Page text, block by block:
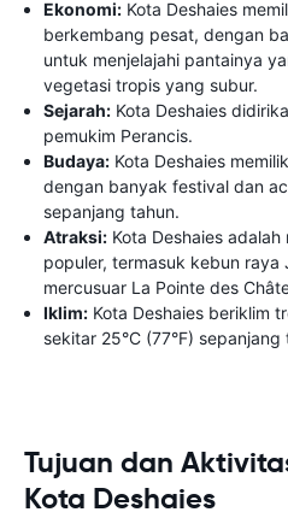
Ekonomi: Kota Deshaies
berkembang pesat, dengan
untuk menjelajahi pantainya
vegetasi tropis yang subur.
Sejarah: Kota Deshaies
pemukim Perancis.
Budaya: Kota Deshaies
dengan banyak festival dan
sepanjang tahun.
Atraksi: Kota Deshaies
populer, termasuk kebun raya
mercusuar La Pointe des
Iklim: Kota Deshaies beriklim
sekitar 25°C (77°F) sepanjang
Tujuan dan
Kota Deshaies